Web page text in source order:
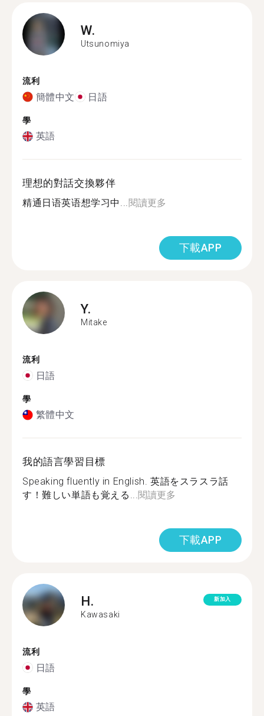
W.
Utsunomiya
流利
簡體中文 日語
學
英語
理想的對話交換夥伴
精通日语英语想学习中...閱讀更多
下載APP
Y.
Mitake
流利
日語
學
繁體中文
我的語言學習目標
Speaking fluently in English. 英語をスラスラ話
す！難しい単語も覚える...閱讀更多
下載APP
H.
Kawasaki
新加入
流利
日語
學
英語